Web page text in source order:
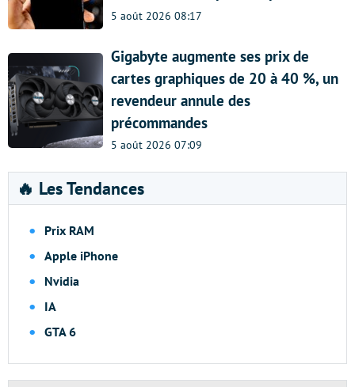
5 août 2026 08:17
Gigabyte augmente ses prix de
cartes graphiques de 20 à 40 %, un
revendeur annule des
précommandes
5 août 2026 07:09
🔥 Les Tendances
Prix RAM
Apple iPhone
Nvidia
IA
GTA 6